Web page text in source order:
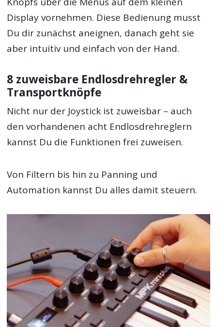
Display vornehmen. Diese Bedienung musst
Du dir zunächst aneignen, danach geht sie
aber intuitiv und einfach von der Hand.
8 zuweisbare Endlosdrehregler &
Transportknöpfe
Nicht nur der Joystick ist zuweisbar – auch
den vorhandenen acht Endlosdrehreglern
kannst Du die Funktionen frei zuweisen.
Von Filtern bis hin zu Panning und
Automation kannst Du alles damit steuern.